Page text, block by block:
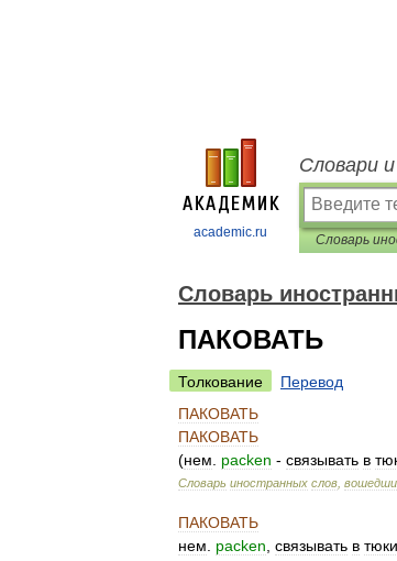
academic.ru
Словари
Словарь
ПАКОВАТЬ
Толкование
Перевод
ПАКОВАТЬ
ПАКОВАТЬ
(нем packen - связывать в
Словарь иностранных слов
ПАКОВАТЬ
нем
packen связывать в тюки